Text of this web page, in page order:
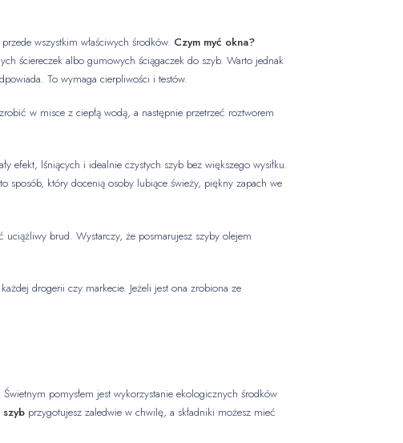
wszystkim właściwych środków. Czym myć okna?
ściereczek albo gumowych ściągaczek do szyb. Warto jednak
To wymaga cierpliwości i testów.
w misce z ciepłą wodą, a następnie przetrzeć roztworem
efekt, lśniących i idealnie czystych szyb bez większego wysiłku.
sposób, który docenią osoby lubiące świeży, piękny zapach we
brud. Wystarczy, że posmarujesz szyby olejem
drogerii czy markecie. Jeżeli jest ona zrobiona ze
pomysłem jest wykorzystanie ekologicznych środków
szyb przygotujesz zaledwie w chwilę, a składniki możesz mieć